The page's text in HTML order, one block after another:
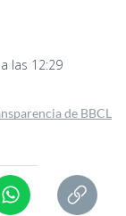
las 12:29
de BBCL